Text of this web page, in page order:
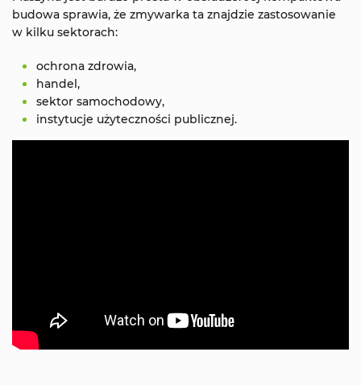
budowa sprawia, że zmywarka ta znajdzie zastosowanie
w kilku sektorach:
ochrona zdrowia,
handel,
sektor samochodowy,
instytucje użyteczności publicznej.